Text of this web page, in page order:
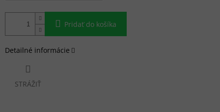
Pridať do košíka
Detailné informácie
STRÁŽIŤ